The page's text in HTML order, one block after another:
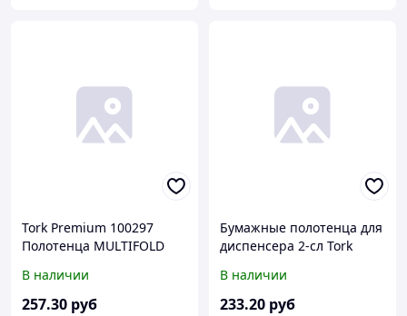
Tork Premium 100297
Полотенца MULTIFOLD
пачках 2-сл 100л 34х21,2
(х21)
В наличии
257.30 руб
Бумажные полотенца для
диспенсера 2-сл Tork
упак) (15упак/кор)
В наличии
233.20 руб